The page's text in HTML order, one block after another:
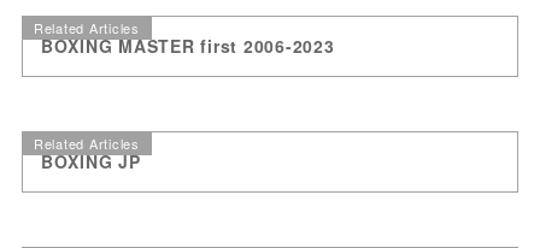
Related Articles
BOXING MASTER first 2006-2023
Related Articles
BOXING JP